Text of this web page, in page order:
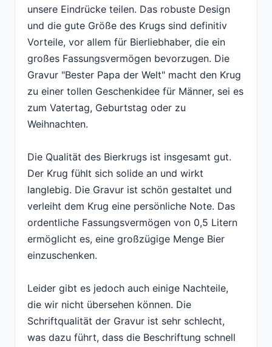
unsere Eindrücke teilen. Das robuste Design
und die gute Größe des Krugs sind definitiv
Vorteile, vor allem für Bierliebhaber, die ein
großes Fassungsvermögen bevorzugen. Die
Gravur "Bester Papa der Welt" macht den Krug
zu einer tollen Geschenkidee für Männer, sei es
zum Vatertag, Geburtstag oder zu
Weihnachten.
Die Qualität des Bierkrugs ist insgesamt gut.
Der Krug fühlt sich solide an und wirkt
langlebig. Die Gravur ist schön gestaltet und
verleiht dem Krug eine persönliche Note. Das
ordentliche Fassungsvermögen von 0,5 Litern
ermöglicht es, eine großzügige Menge Bier
einzuschenken.
Leider gibt es jedoch auch einige Nachteile,
die wir nicht übersehen können. Die
Schriftqualität der Gravur ist sehr schlecht,
was dazu führt, dass die Beschriftung schnell